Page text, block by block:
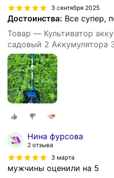
3 сентября 2025
Достоинства: Все супер,
Товар — Культиватор
садовый 2 Аккумулятора
Нина фурсова
2 отзыва
3 марта
мужчины оценили на 5